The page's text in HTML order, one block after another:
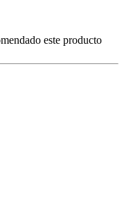
este producto